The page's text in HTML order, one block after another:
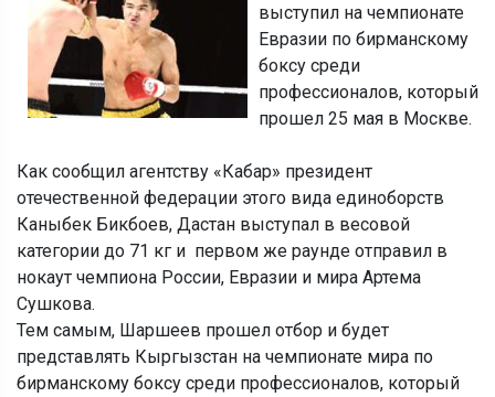
выступил на чемпионате
Евразии по бирманскому
боксу среди
профессионалов, который
прошел 25 мая в Москве.
Как сообщил агентству «Кабар» президент
отечественной федерации этого вида единоборств
Каныбек Бикбоев, Дастан выступал в весовой
категории до 71 кг и первом же раунде отправил в
нокаут чемпиона России, Евразии и мира Артема
Сушкова.
Тем самым, Шаршеев прошел отбор и будет
представлять Кыргызстан на чемпионате мира по
бирманскому боксу среди профессионалов, который